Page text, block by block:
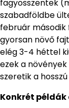
fagyosszentek
szabadföldbe
február második
gyorsan növő
elég 3-4 héttel
ezek a
szeretik a
Konkrét példák